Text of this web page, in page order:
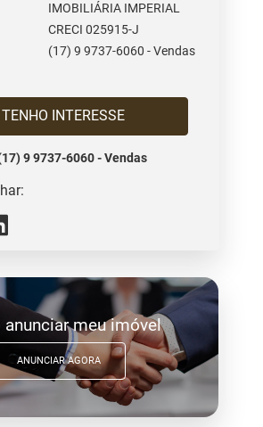
IMOBILIÁRIA IMPERIAL
CRECI 025915-J
(17) 9 9737-6060 - Vendas
TENHO INTERESSE
9 9737-6060 - Vendas
anunciar meu imóvel
ANUNCIAR AGORA